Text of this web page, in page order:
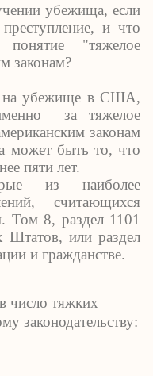
убежища, если
и что
"тяжелое
законам?
на убежище в США,
за тяжелое
законам
может быть то, что
пяти лет.
из наиболее
считающихся
Том 8, раздел 1101
Штатов, или раздел
и гражданстве.
число тяжких
законодательству: